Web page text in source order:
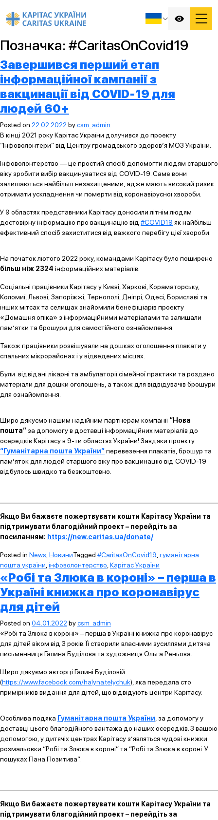
Позначка: #CaritasOnCovid19
Завершився перший етап
інформаційної кампанії з
вакцинації від COVID-19 для
людей 60+
Posted on 22.02.2022 bycsm_admin
В кінці 2021 року Карітас України долучився до проекту
“Інфоволонтери” від Центру громадського здоров’я МОЗ України.
Інфоволонтерство — це простий спосіб допомогти людям старшого
віку зробити вибір вакцинуватися від COVID-19. Саме вони
залишаються найбільш незахищеними, адже мають високий ризик
отримати ускладнення чи померти від коронавірусної хвороби.
У 9 областях представники Карітасу доносили літнім людям
достовірну інформацію про вакцинацію від #COVID19 як найбільш
ефективний спосіб захиститися від важкого перебігу цієї хвороби.
На початок лютого 2022 року, командами Карітасу було поширено
більш ніж 2324 інформаційних матеріалів.
Соціальні працівники Карітасу у Києві, Харкові, Кораматорську,
Коломиї, Львові, Запоріжжі, Тернополі, Дніпрі, Одесі, Бориславі та
інших мітсах та селищах знайомили бенефіціарів проекту
«Домашня опіка» з інформаційними матеріалами та залишали
пам’ятки та брошури для самостійного ознайомлення.
Також працівники розвішували на дошках оголошення плакати у
спальних мікрорайонах і у відведених місцях.
Були відвідані лікарні та амбулаторії сімейної практики та роздано
матеріали для дошки оголошень, а також для відвідувачів брошури
для ознайомлення.
Щиро дякуємо нашим надійним партнерам компанії “Нова
пошта”за допомогу в доставці інформаційних матеріалів до
осередків Карітасу в 9-ти областях України! Завдяки проекту
“Гуманітарна пошта України”перевезення плакатів, брошур та
пам’яток для людей старшого віку про вакцинацію від COVID-19
відбулось швидко та безкоштовно.
Якщо Ви бажаєте пожертвувати кошти Карітасу України та
підтримувати благодійний проект – перейдіть за
посиланням: https://new.caritas.ua/donate/
Posted in News НовиниTagged #CaritasOnCovid19 гуманітарна
пошта україни інфоволонтерство Карітас України
«Робі та Злюка в короні» – перша в
Україні книжка про коронавірус
для дітей
Posted on 04.01.2022 bycsm_admin
«Робі та Злюка в короні» – перша в Україні книжка про коронавірус
для дітей віком від 3 років. Її створили власними зусиллями дитяча
письменниця Галина Буділова та художниця Ольга Реньова.
Щиро дякуємо авторці Галині Буділовій
(https://www.facebook.com/halyna.telychuk), яка передала сто
примірників видання для дітей, що відвідують центри Карітасу.
Особлива подяка Гуманітарна пошта України , за допомогу у
доставці цього благодійного вантажа до наших осередків. З вашою
допомогою, у дитячіх центрах Карітасу з’являться чудові книжки
розмальовки “Робі та Злюка в короні” та “Робі та Злюка в короні. У
пошуках Пана Позитива”.
Якщо Ви бажаєте пожертвувати кошти Карітасу України та
підтримувати благодійний проект – перейдіть за